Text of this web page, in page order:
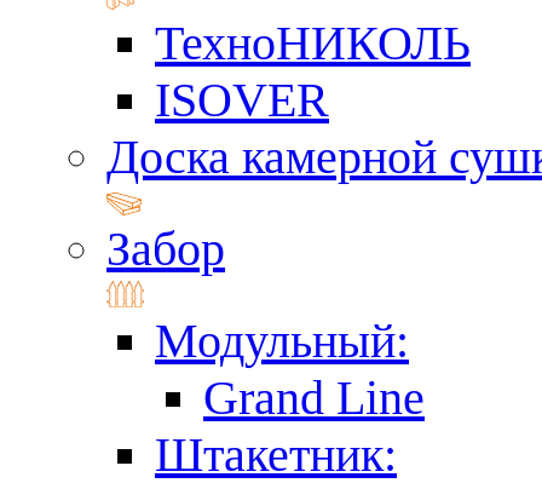
ТехноНИКОЛЬ
ISOVER
Доска камерной
Забор
Модульный:
Grand Line
Штакетник: